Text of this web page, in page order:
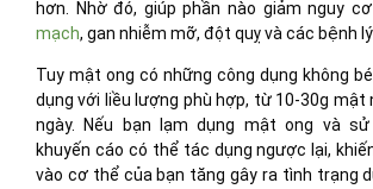
hơn. Nhờ đó, giúp phần nào giảm nguy
mạch, gan nhiễm mỡ, đột quỵ và các bệnh lý
Tuy mật ong có những công dụng không
dụng với liều lượng phù hợp, từ 10-30g mật
ngày. Nếu bạn lạm dụng mật ong và
khuyến cáo có thể tác dụng ngược lại,
vào cơ thể của bạn tăng gây ra tình trạng